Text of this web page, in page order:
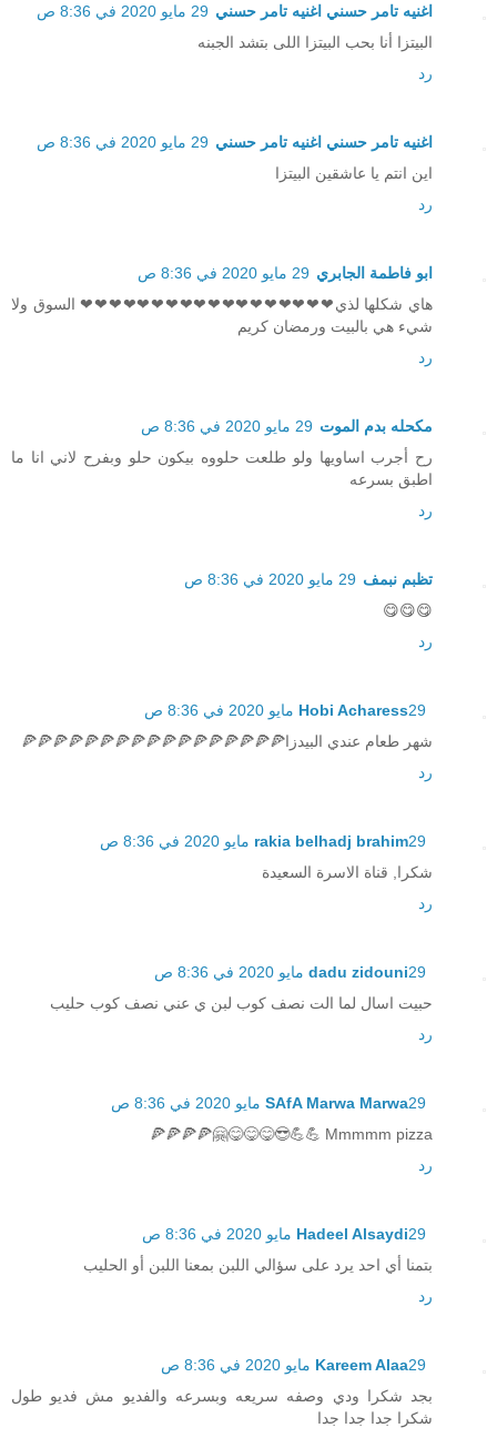
اغنيه تامر حسني اغنيه تامر حسني 29 مايو 2020 في 8:36 ص
البيتزا أنا بحب البيتزا اللى بتشد الجبنه
رد
اغنيه تامر حسني اغنيه تامر حسني 29 مايو 2020 في 8:36 ص
اين انتم يا عاشقين البيتزا
رد
ابو فاطمة الجابري 29 مايو 2020 في 8:36 ص
هاي شكلها لذي❤❤❤❤❤❤❤❤❤❤❤❤❤❤❤❤❤❤ السوق ولا
شيء هي بالبيت ورمضان كريم
رد
مكحله بدم الموت 29 مايو 2020 في 8:36 ص
رح أجرب اساويها ولو طلعت حلووه بيكون حلو وبفرح لاني انا ما
اطبق بسرعه
رد
تظبم نبمف 29 مايو 2020 في 8:36 ص
😋😋😋
رد
Hobi Acharess29 مايو 2020 في 8:36 ص
شهر طعام عندي البيدزا🍕🍕🍕🍕🍕🍕🍕🍕🍕🍕🍕🍕🍕🍕🍕🍕🍕
رد
rakia belhadj brahim29 مايو 2020 في 8:36 ص
شكرا, قناة الاسرة السعيدة
رد
dadu zidouni29 مايو 2020 في 8:36 ص
حبيت اسال لما الت نصف كوب لبن ي عني نصف كوب حليب
رد
SAfA Marwa Marwa29 مايو 2020 في 8:36 ص
Mmmmm pizza 💪💪😎😋😋😋🤗🍕🍕🍕🍕
رد
Hadeel Alsaydi29 مايو 2020 في 8:36 ص
بتمنا أي احد يرد على سؤالي اللبن بمعنا اللبن أو الحليب
رد
Kareem Alaa29 مايو 2020 في 8:36 ص
بجد شكرا ودي وصفه سريعه وبسرعه والفديو مش فديو طول
شكرا جدا جدا جدا